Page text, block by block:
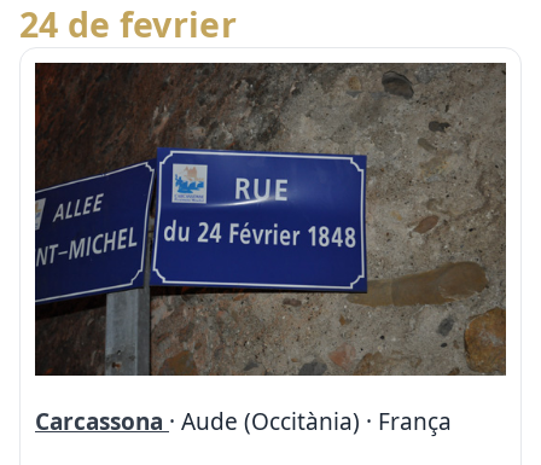
24 de fevrier
Carcassona · Aude (Occitània) · França